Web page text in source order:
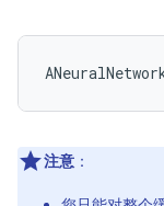
注意 ：